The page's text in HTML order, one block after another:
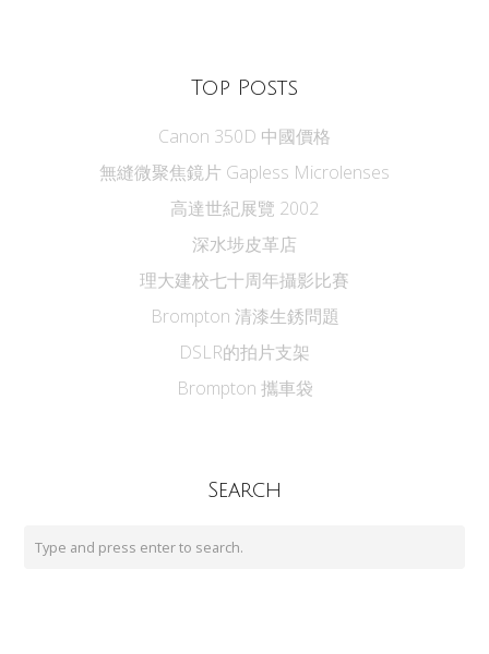
Top Posts
Canon 350D 中國價格
無縫微聚焦鏡片 Gapless Microlenses
高達世紀展覽 2002
深水埗皮革店
理大建校七十周年攝影比賽
Brompton 清漆生銹問題
DSLR的拍片支架
Brompton 攜車袋
Search